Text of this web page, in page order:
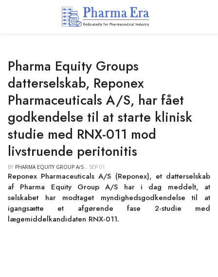
Pharma Equity Groups
datterselskab, Reponex
Pharmaceuticals A/S, har fået
godkendelse til at starte klinisk
studie med RNX-011 mod
livstruende peritonitis
BY PHARMA EQUITY GROUP A/S SEP 01
Reponex Pharmaceuticals A/S (Reponex), et datterselskab
af Pharma Equity Group A/S har i dag meddelt, at
selskabet har modtaget myndighedsgodkendelse til at
igangsætte et afgørende fase 2-studie med
lægemiddelkandidaten RNX-011.